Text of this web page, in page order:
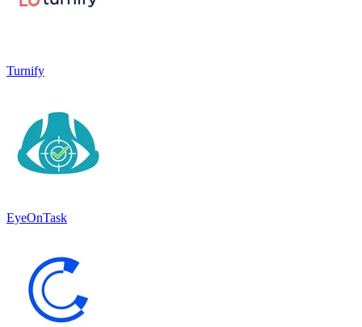
Turnify
EyeOnTask